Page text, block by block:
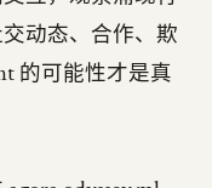
动态、合作、欺
的可能性才是真